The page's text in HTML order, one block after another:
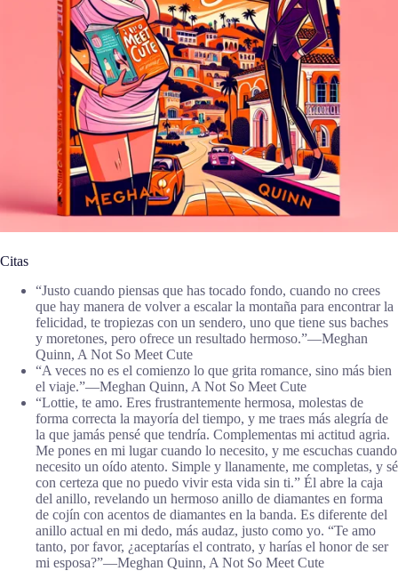
Citas
“Justo cuando piensas que has tocado fondo, cuando no crees
que hay manera de volver a escalar la montaña para encontrar la
felicidad, te tropiezas con un sendero, uno que tiene sus baches
y moretones, pero ofrece un resultado hermoso.”―Meghan
Quinn, A Not So Meet Cute
“A veces no es el comienzo lo que grita romance, sino más bien
el viaje.”―Meghan Quinn, A Not So Meet Cute
“Lottie, te amo. Eres frustrantemente hermosa, molestas de
forma correcta la mayoría del tiempo, y me traes más alegría de
la que jamás pensé que tendría. Complementas mi actitud agria.
Me pones en mi lugar cuando lo necesito, y me escuchas cuando
necesito un oído atento. Simple y llanamente, me completas, y sé
con certeza que no puedo vivir esta vida sin ti.” Él abre la caja
del anillo, revelando un hermoso anillo de diamantes en forma
de cojín con acentos de diamantes en la banda. Es diferente del
anillo actual en mi dedo, más audaz, justo como yo. “Te amo
tanto, por favor, ¿aceptarías el contrato, y harías el honor de ser
mi esposa?”―Meghan Quinn, A Not So Meet Cute